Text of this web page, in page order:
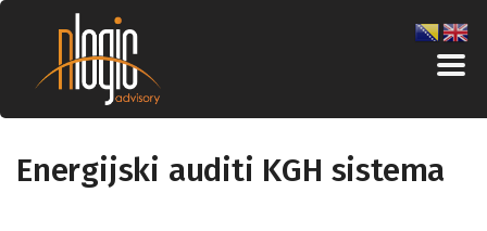
Energijski auditi KGH sistema